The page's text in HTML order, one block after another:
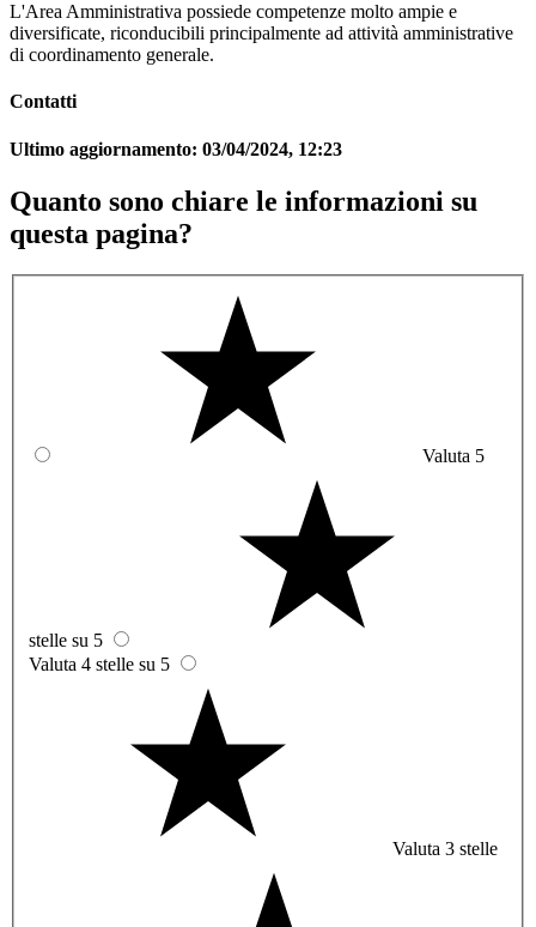
L'Area Amministrativa possiede competenze molto ampie e
diversificate, riconducibili principalmente ad attività amministrative
di coordinamento generale.
Contatti
Ultimo aggiornamento: 03/04/2024, 12:23
Quanto sono chiare le informazioni su
questa pagina?
Valuta 5
stelle su 5
Valuta 4 stelle su 5
Valuta 3 stelle